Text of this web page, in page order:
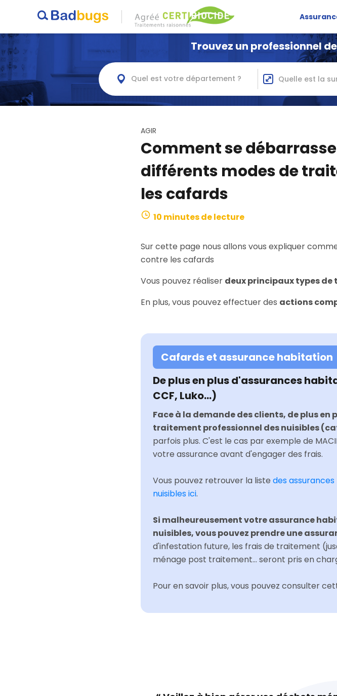
Trouvez un professionnel
Quel est votre département ?
AGIR
Comment se
différents modes de
les cafards
10 minutes de lecture
Sur cette page nous allons vous expliquer
contre les cafards
Vous pouvez réaliser deux principaux types
En plus, vous pouvez effectuer des actions
Cafards et assurance habitation
De plus en plus d'assurances
CCF, Luko…)
Face à la demande des clients, de plus
traitement professionnel des nuisibles
parfois plus. C'est le cas par exemple de
votre assurance avant d'engager des frais.
Vous pouvez retrouver la liste des
nuisibles ici.
Si malheureusement votre assurance
nuisibles, vous pouvez prendre une
d'infestation future, les frais de traitement
ménage post traitement... seront pris en
Pour en savoir plus, vous pouvez consulter